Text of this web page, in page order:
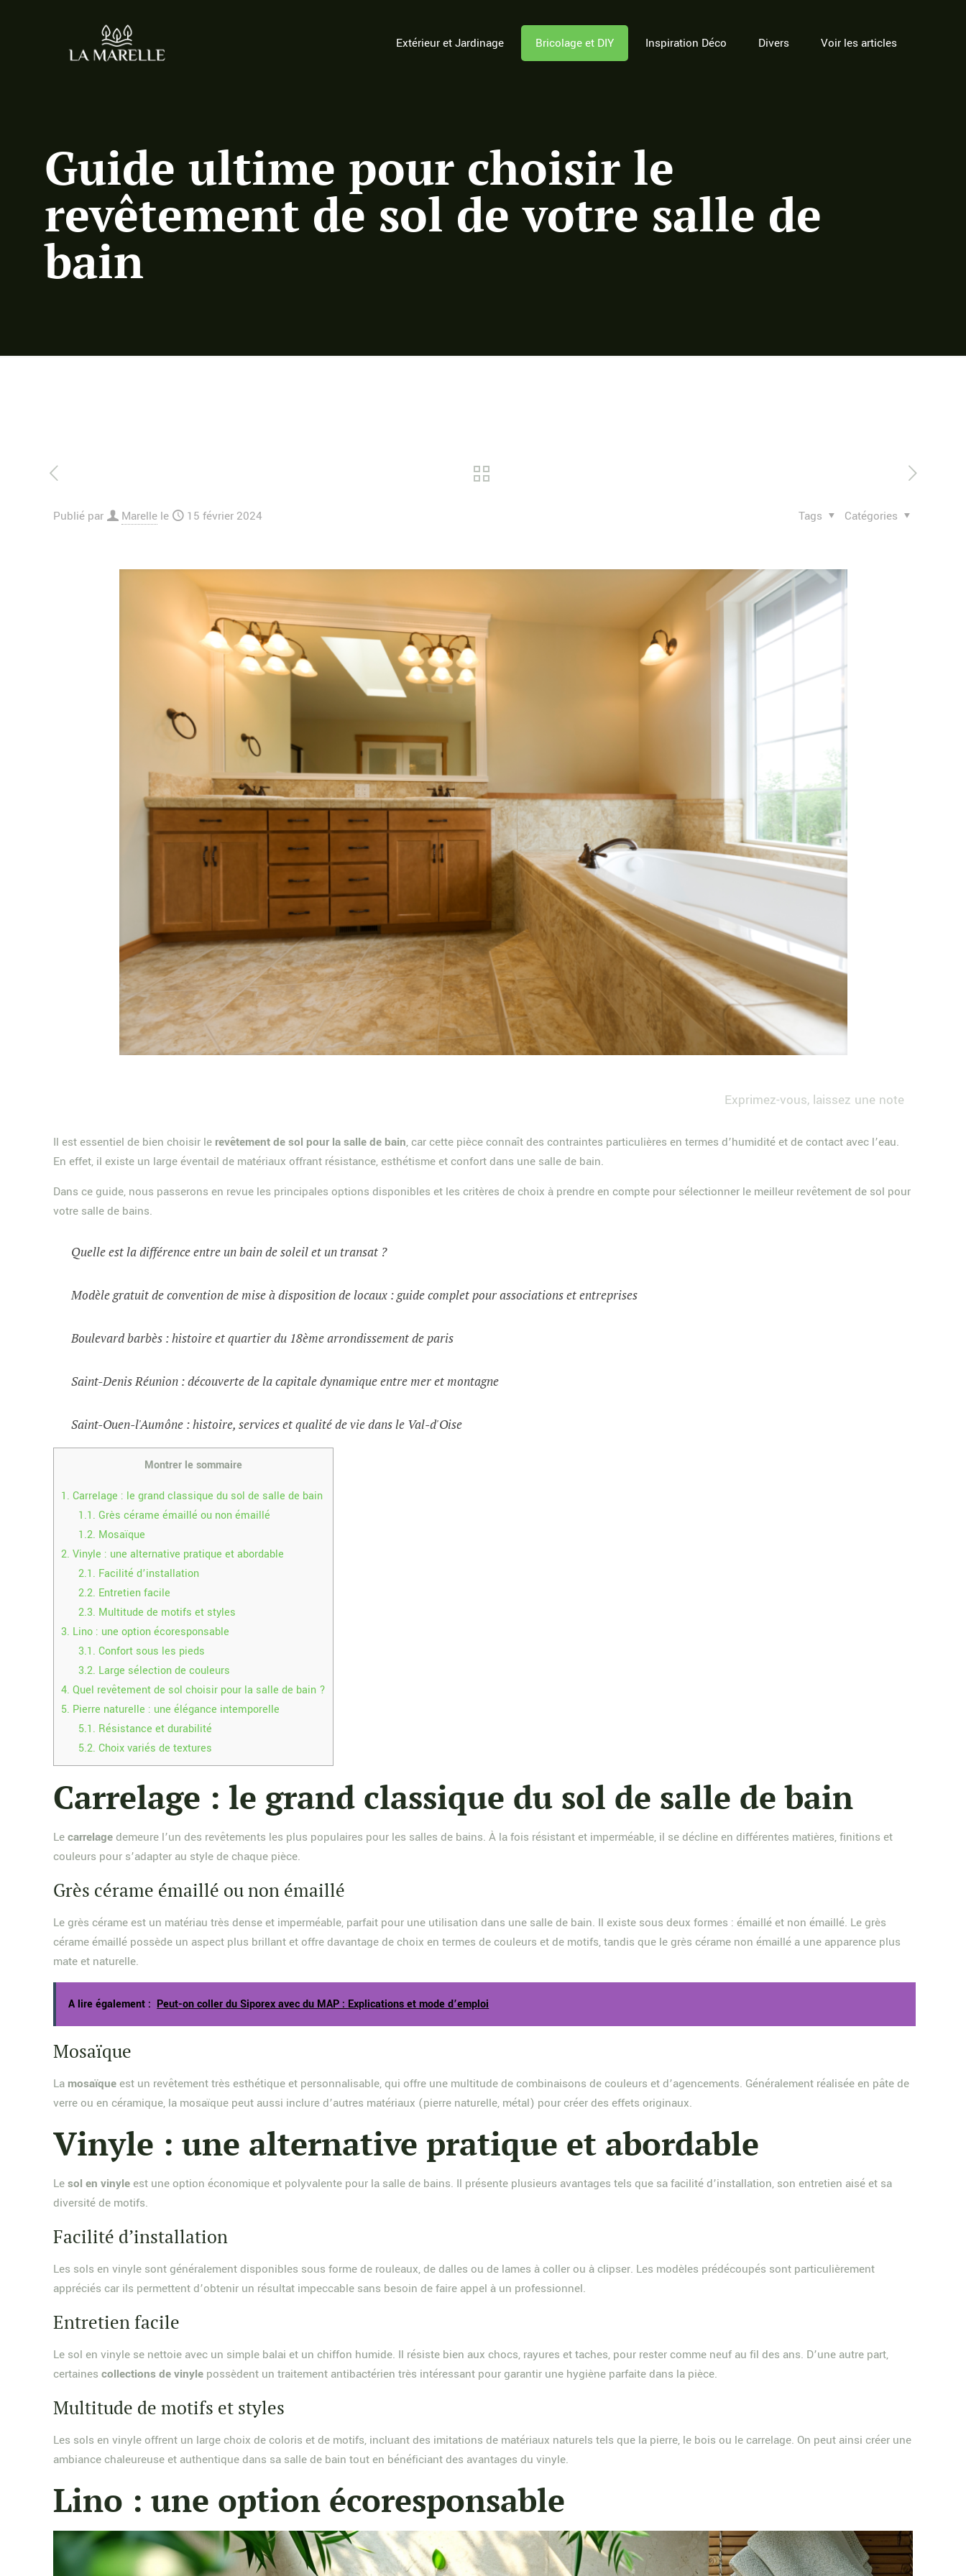
Extérieur et Jardinage Bricolage et DIY Inspiration Déco Divers Voir les articles
Guide ultime pour choisir le
revêtement de sol de votre salle de
bain
Publié par Marelle le 15 février 2024 Catégories
Tags
Exprimez-vous, laissez une note
Il est essentiel de bien choisir le revêtement de sol pour la salle de bain, car cette pièce connaît des contraintes particulières en termes d’humidité et de contact avec l’eau.
En effet, il existe un large éventail de matériaux offrant résistance, esthétisme et confort dans une salle de bain.
Dans ce guide, nous passerons en revue les principales options disponibles et les critères de choix à prendre en compte pour sélectionner le meilleur revêtement de sol pour
votre salle de bains.
Quelle est la différence entre un bain de soleil et un transat ?
Modèle gratuit de convention de mise à disposition de locaux : guide complet pour associations et entreprises
Boulevard barbès : histoire et quartier du 18ème arrondissement de paris
Saint-Denis Réunion : découverte de la capitale dynamique entre mer et montagne
Saint-Ouen-l'Aumône : histoire, services et qualité de vie dans le Val-d'Oise
Montrer le sommaire
1. Carrelage : le grand classique du sol de salle de bain
1.1. Grès cérame émaillé ou non émaillé
1.2. Mosaïque
2. Vinyle : une alternative pratique et abordable
2.1. Facilité d’installation
2.2. Entretien facile
2.3. Multitude de motifs et styles
3. Lino : une option écoresponsable
3.1. Confort sous les pieds
3.2. Large sélection de couleurs
4. Quel revêtement de sol choisir pour la salle de bain ?
5. Pierre naturelle : une élégance intemporelle
5.1. Résistance et durabilité
5.2. Choix variés de textures
Carrelage : le grand classique du sol de salle de bain
Lecarrelagedemeure l’un des revêtements les plus populaires pour les salles de bains. À la fois résistant et imperméable, il se décline en différentes matières, finitions et
couleurs pour s’adapter au style de chaque pièce.
Grès cérame émaillé ou non émaillé
Le grès cérame est un matériau très dense et imperméable, parfait pour une utilisation dans une salle de bain. Il existe sous deux formes : émaillé et non émaillé. Le grès
cérame émaillé possède un aspect plus brillant et offre davantage de choix en termes de couleurs et de motifs, tandis que le grès cérame non émaillé a une apparence plus
mate et naturelle.
A lire également : Peut-on coller du Siporex avec du MAP : Explications et mode d’emploi
Mosaïque
La mosaïqueest un revêtement très esthétique et personnalisable, qui offre une multitude de combinaisons de couleurs et d’agencements. Généralement réalisée en pâte de
verre ou en céramique, la mosaïque peut aussi inclure d’autres matériaux (pierre naturelle, métal) pour créer des effets originaux.
Vinyle : une alternative pratique et abordable
Lesol en vinyleest une option économique et polyvalente pour la salle de bains. Il présente plusieurs avantages tels que sa facilité d’installation, son entretien aisé et sa
diversité de motifs.
Facilité d’installation
Les sols en vinyle sont généralement disponibles sous forme de rouleaux, de dalles ou de lames à coller ou à clipser. Les modèles prédécoupés sont particulièrement
appréciés car ils permettent d’obtenir un résultat impeccable sans besoin de faire appel à un professionnel.
Entretien facile
Le sol en vinyle se nettoie avec un simple balai et un chiffon humide. Il résiste bien aux chocs, rayures et taches, pour rester comme neuf au fil des ans. D’une autre part,
certainescollections de vinyle possèdent un traitement antibactérien très intéressant pour garantir une hygiène parfaite dans la pièce.
Multitude de motifs et styles
Les sols en vinyle offrent un large choix de coloris et de motifs, incluant des imitations de matériaux naturels tels que la pierre, le bois ou le carrelage. On peut ainsi créer une
ambiance chaleureuse et authentique dans sa salle de bain tout en bénéficiant des avantages du vinyle.
Lino : une option écoresponsable